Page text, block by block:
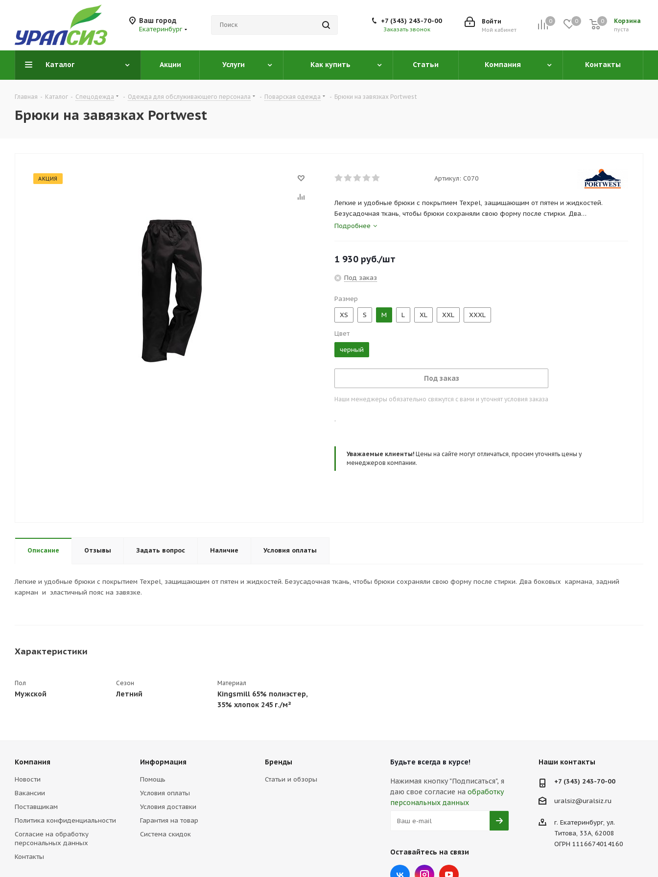
Ваш город
Екатеринбург
0 0 Корзина
0
пуста
0
Войти
Мой кабинет
+7 (343) 243-70-00
Заказать звонок
Каталог Акции Услуги Как купить Статьи Компания Контакты
Главная - Каталог - Спецодежда - Одежда для обслуживающего персонала - Поварская одежда - Брюки на завязках Portwest
Брюки на завязках Portwest
АКЦИЯ Артикул: C070
Легкие и удобные брюки с покрытием Texpel, защищающим от пятен и жидкостей.
Безусадочная ткань, чтобы брюки сохраняли свою форму после стирки. Два
боковых кармана, задний карман и эластичный пояс на завязке.
Подробнее
1 930 руб./шт
Под заказ
Размер
XS
S M L XL XXL XXXL
Цвет
черный
Под заказ
Наши менеджеры обязательно свяжутся с вами и уточнят условия заказа
.
Уважаемые клиенты! Цены на сайте могут отличаться, просим уточнять цены у
менеджеров компании.
Описание Отзывы Задать вопрос Наличие Условия оплаты
Легкие и удобные брюки с покрытием Texpel, защищающим от пятен и жидкостей. Безусадочная ткань, чтобы брюки сохраняли свою форму после стирки. Два боковых кармана, задний
карман и эластичный пояс на завязке.
Характеристики
Пол
Мужской
Сезон
Летний
Материал
Kingsmill 65% полиэстер,
35% хлопок 245 г./м²
Компания
Новости
Вакансии
Поставщикам
Политика конфиденциальности
Согласие на обработку
персональных данных
Контакты
Информация
Помощь
Условия оплаты
Условия доставки
Гарантия на товар
Система скидок
Бренды
Статьи и обзоры
Будьте всегда в курсе!
Нажимая кнопку "Подписаться", я
даю свое согласие на обработку
персональных данных
Оставайтесь на связи
Наши контакты
+7 (343) 243-70-00
uralsiz@uralsiz.ru
г. Екатеринбург, ул.
Титова, 33А, 62008
ОГРН 1116674014160